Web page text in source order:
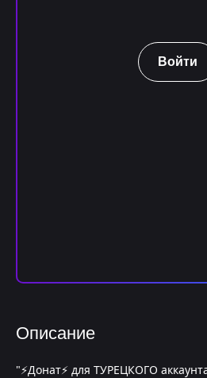
Войти
Описание
"⚡Донат⚡ для ТУРЕЦКОГО